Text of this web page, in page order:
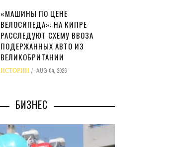
«МАШИНЫ ПО ЦЕНЕ
ВЕЛОСИПЕДА»: НА КИПРЕ
РАССЛЕДУЮТ СХЕМУ ВВОЗА
ПОДЕРЖАННЫХ АВТО ИЗ
ВЕЛИКОБРИТАНИИ
ИСТОРИИ AUG 04, 2026
БИЗНЕС